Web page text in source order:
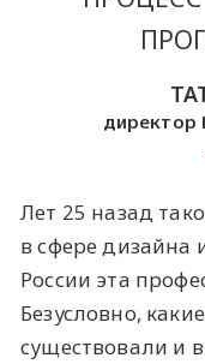
Лет 25 назад
в сфере дизайна
России эта
Безусловно,
существовали и